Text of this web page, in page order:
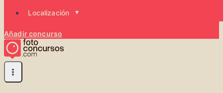
Localización
Añadir concurso